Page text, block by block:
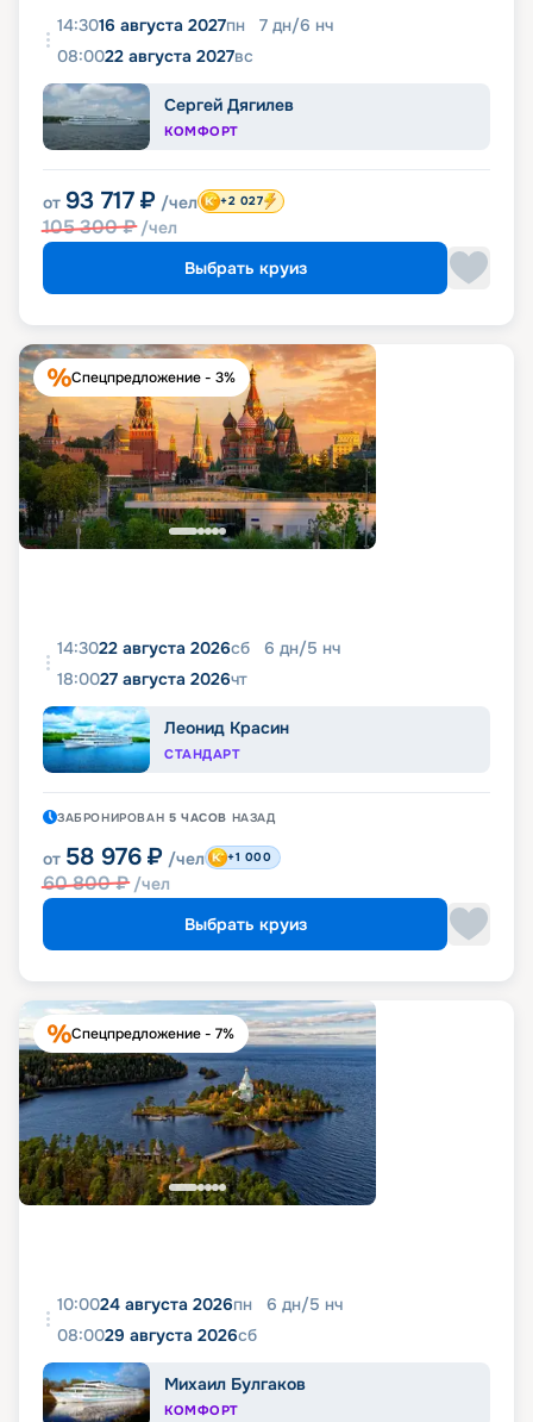
14:3016 августа 2027пн 7 дн/6 нч
08:0022 августа 2027вс
Сергей Дягилев
КОМФОРТ
от 93 717 ₽ /чел
105 300₽ /чел
+2 027
Выбрать круиз
Спецпредложение - 3%
14:3022 августа 2026сб 6 дн/5 нч
18:0027 августа 2026чт
Леонид Красин
СТАНДАРТ
ЗАБРОНИРОВАН 5 ЧАСОВ НАЗАД
от 58 976 ₽ /чел
60 800₽ /чел
+1 000
Выбрать круиз
Спецпредложение - 7%
10:0024 августа 2026пн 6 дн/5 нч
08:0029 августа 2026сб
Михаил Булгаков
КОМФОРТ